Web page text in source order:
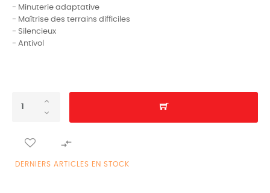
- Minuterie adaptative
- Maîtrise des terrains difficiles
- Silencieux
- Antivol

DERNIERS ARTICLES EN STOCK